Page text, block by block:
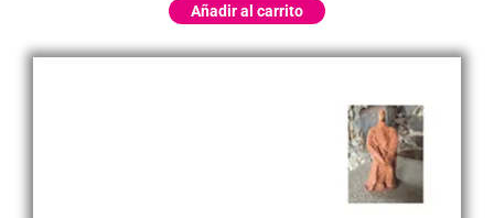
Añadir al carrito